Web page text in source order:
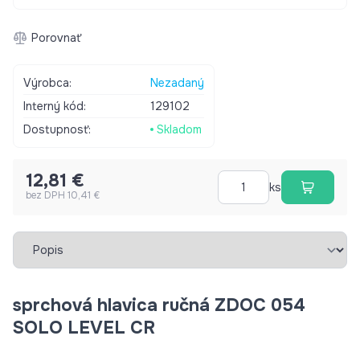
Porovnať
Výrobca:
Nezadaný
Interný kód:
129102
Dostupnosť:
Skladom
12,81 €
bez DPH 10,41 €
ks
Vybrať záložku
sprchová hlavica ručná ZDOC 054
SOLO LEVEL CR